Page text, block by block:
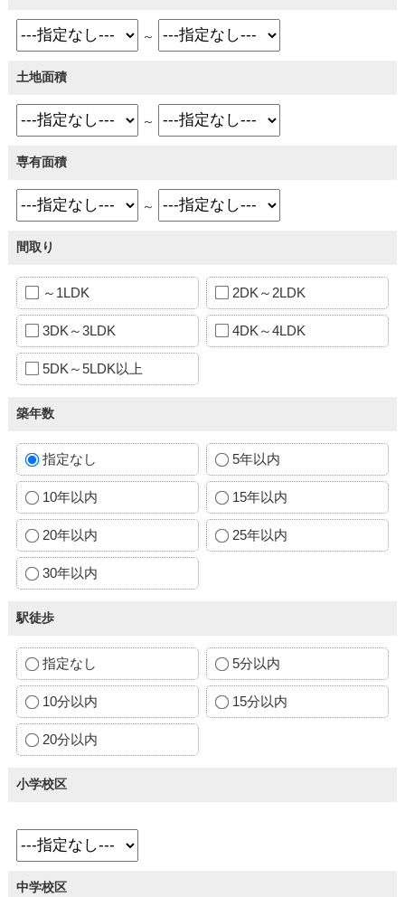
～
土地面積
～
専有面積
～
間取り
～1LDK 2DK～2LDK
3DK～3LDK 4DK～4LDK
5DK～5LDK以上
築年数
指定なし 5年以内
10年以内 15年以内
20年以内 25年以内
30年以内
駅徒歩
指定なし 5分以内
10分以内 15分以内
20分以内
小学校区
中学校区